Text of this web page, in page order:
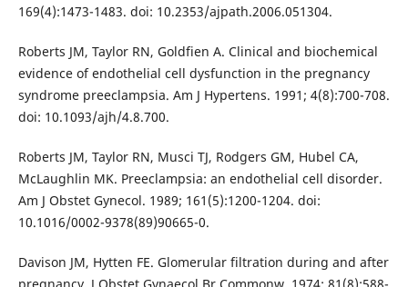
169(4):1473-1483. doi: 10.2353/ajpath.2006.051304.
Roberts JM, Taylor RN, Goldfien A. Clinical and biochemical
evidence of endothelial cell dysfunction in the pregnancy
syndrome preeclampsia. Am J Hypertens. 1991; 4(8):700-708.
doi: 10.1093/ajh/4.8.700.
Roberts JM, Taylor RN, Musci TJ, Rodgers GM, Hubel CA,
McLaughlin MK. Preeclampsia: an endothelial cell disorder.
Am J Obstet Gynecol. 1989; 161(5):1200-1204. doi:
10.1016/0002-9378(89)90665-0.
Davison JM, Hytten FE. Glomerular filtration during and after